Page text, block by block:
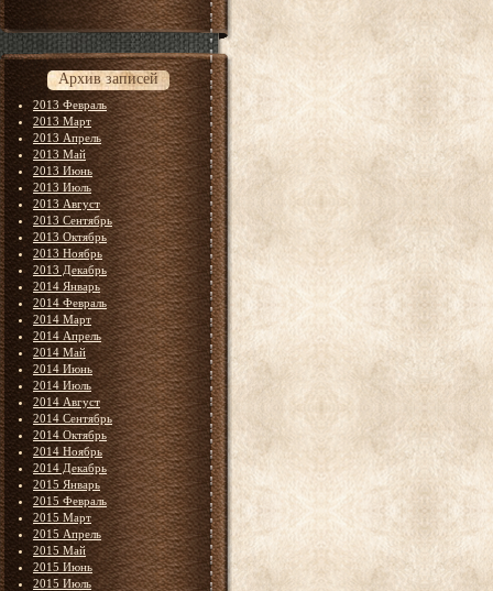
Архив записей
2013 Февраль
2013 Март
2013 Апрель
2013 Май
2013 Июнь
2013 Июль
2013 Август
2013 Сентябрь
2013 Октябрь
2013 Ноябрь
2013 Декабрь
2014 Январь
2014 Февраль
2014 Март
2014 Апрель
2014 Май
2014 Июнь
2014 Июль
2014 Август
2014 Сентябрь
2014 Октябрь
2014 Ноябрь
2014 Декабрь
2015 Январь
2015 Февраль
2015 Март
2015 Апрель
2015 Май
2015 Июнь
2015 Июль